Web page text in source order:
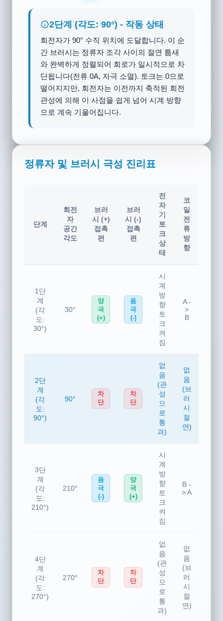
3단계 (각도: 210°) - 작동 상태
회전자가 수직 사점을 지나 210°에 도달합니
다. 이제 양극 브러시(+)가 정류자 B에 접촉
하고 음극 브러시(-)가 정류자 A에 접촉합니
다. 권선 내부의 전류 방향이 기계적으로 반
전되었습니다! 이로 인해 위쪽 끝(B)은 S극
이 되고 아래쪽 끝(A)은 N극이 됩니다. 고정
자 자기력의 작용 하에 회전자는 계속해서
회전
자
공간
브러
시 (+)
접촉
브러
시 (-)
접촉
전
자
기
토
크
상
코
일
전
류
방
1단
계
(각
도:
양
극
음
극
시
계
방
향
토
크
켜
짐
A -
>
2단
계
(각
도:
차
차
없
음
(관
성
으
로
통
없
음
(브
러
시
절
3단
계
(각
도:
음
극
양
극
시
계
방
향
토
크
켜
B -
4단
계
(각
도:
차
차
없
음
(관
성
으
로
통
없
음
(브
러
시
절